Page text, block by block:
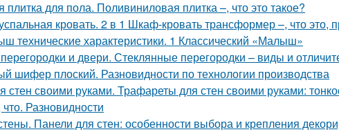
для пола. Поливиниловая плитка –, что это такое?
кровать. 2 в 1 Шкаф-кровать трансформер –, что это,
технические характеристики. 1 Классический «Малыш»
и двери. Стеклянные перегородки – виды и
шифер плоский. Разновидности по технологии производства
стен своими руками. Трафареты для стен своими руками:
Разновидности
Панели для стен: особенности выбора и крепления